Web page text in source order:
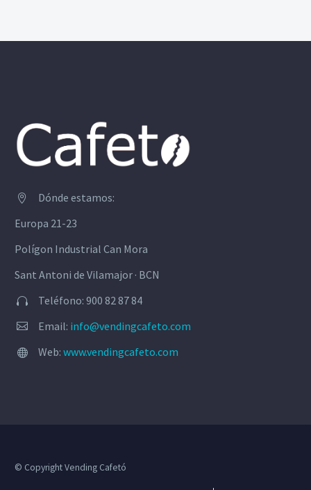


Dónde estamos:
Europa 21-23
Polígon Industrial Can Mora
Sant Antoni de Vilamajor · BCN

 Teléfono: 900 82 87 84

 Email: info@vendingcafeto.com

 Web: www.vendingcafeto.com
© Copyright Vending Cafetó